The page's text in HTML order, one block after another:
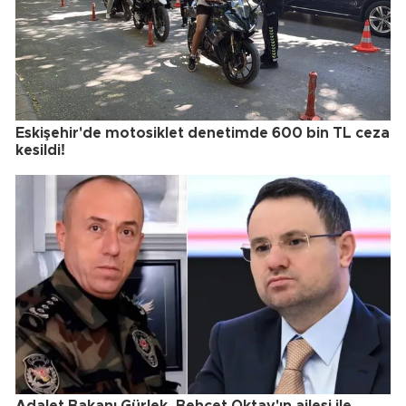
Eskişehir'de motosiklet denetimde 600 bin TL ceza
kesildi!